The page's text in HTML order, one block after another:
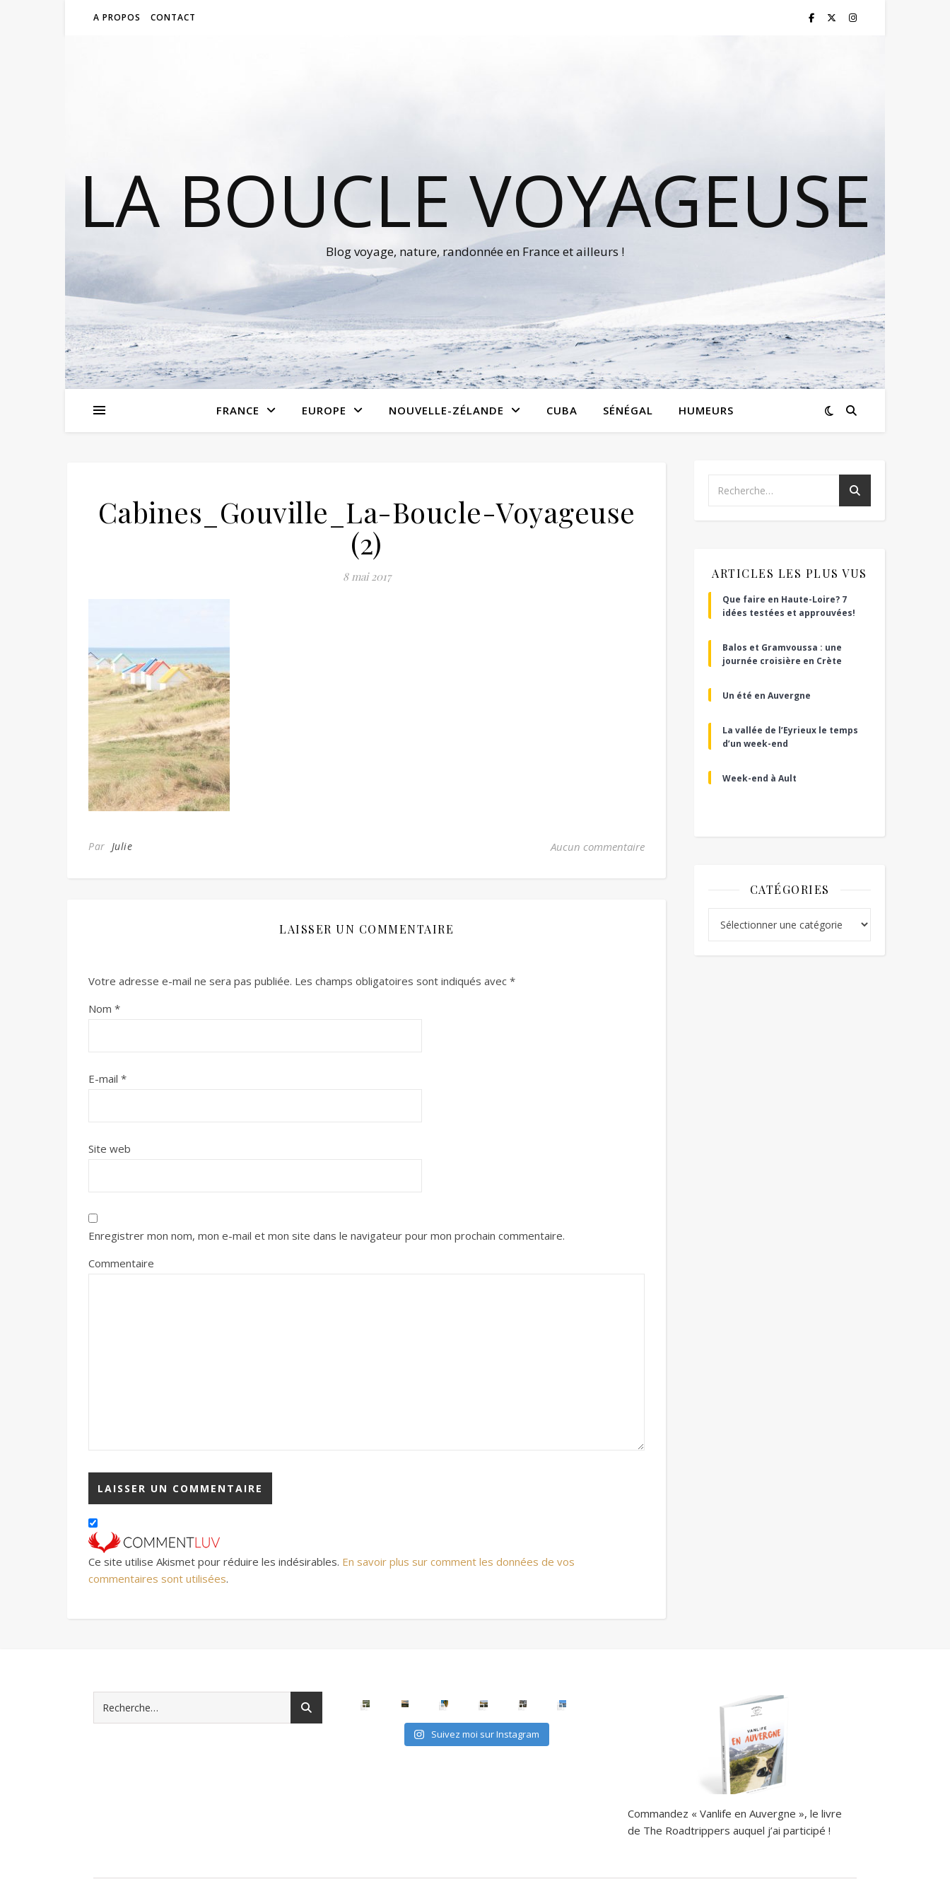
A PROPOS CONTACT
LA BOUCLE VOYAGEUSE
Blog voyage, nature, randonnée en France et ailleurs !
FRANCE EUROPE NOUVELLE-ZÉLANDE CUBA SÉNÉGAL HUMEURS
Cabines_Gouville_La-Boucle-Voyageuse
(2)
8 mai 2017
Par Julie Aucun commentaire
LAISSER UN COMMENTAIRE
Votre adresse e-mail ne sera pas publiée. Les champs obligatoires sont indiqués avec *
Nom *
E-mail *
Site web
Enregistrer mon nom, mon e-mail et mon site dans le navigateur pour mon prochain commentaire.
Commentaire
Ce site utilise Akismet pour réduire les indésirables. En savoir plus sur comment les données de vos
commentaires sont utilisées.
ARTICLES LES PLUS VUS
Que faire en Haute-Loire? 7
idées testées et approuvées!
Balos et Gramvoussa : une
journée croisière en Crète
Un été en Auvergne
La vallée de l’Eyrieux le temps
d’un week-end
Week-end à Ault
CATÉGORIES
Suivez moi sur Instagram
Commandez « Vanlife en Auvergne », le livre
de The Roadtrippers auquel j’ai participé !